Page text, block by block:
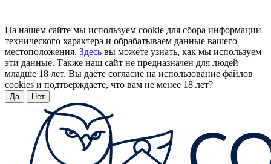
На нашем сайте мы используем cookie для сбора информации
технического характера и обрабатываем данные вашего
местоположения. Здесь вы можете узнать, как мы используем
эти данные. Также наш сайт не предназначен для людей
младше 18 лет. Вы даёте согласие на использование файлов
cookies и подтверждаете, что вам не менее 18 лет?
Да Нет